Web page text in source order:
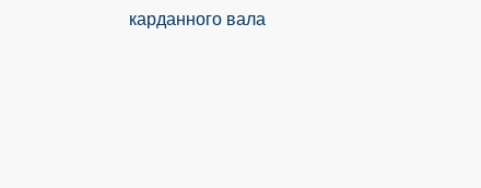
карданного вала